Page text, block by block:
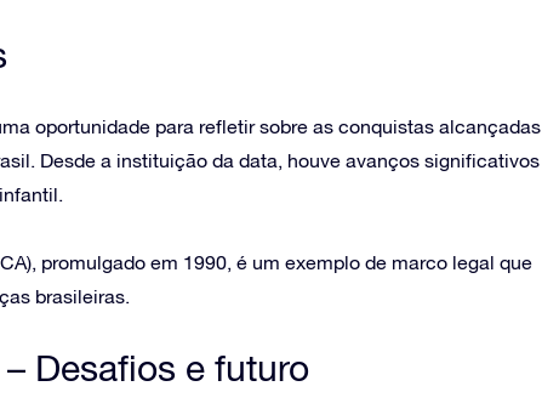
oportunidade para refletir sobre as conquistas alcançadas
Desde a instituição da data, houve avanços significativos
promulgado em 1990, é um exemplo de marco legal que
brasileiras.
Desafios e futuro